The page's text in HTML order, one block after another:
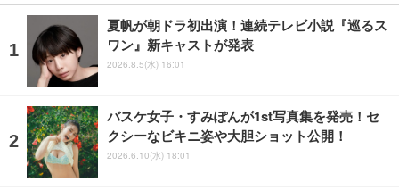
夏帆が朝ドラ初出演！連続テレビ小説『巡るス
ワン』新キャストが発表
2026.8.5(水) 16:01
バスケ女子・すみぽんが1st写真集を発売！セ
クシーなビキニ姿や大胆ショット公開！
2026.6.10(水) 18:01